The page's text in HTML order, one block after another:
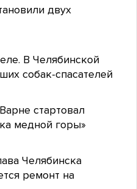
двух
В Челябинской
собак-спасателей
стартовал
медной горы»
Челябинска
ремонт на